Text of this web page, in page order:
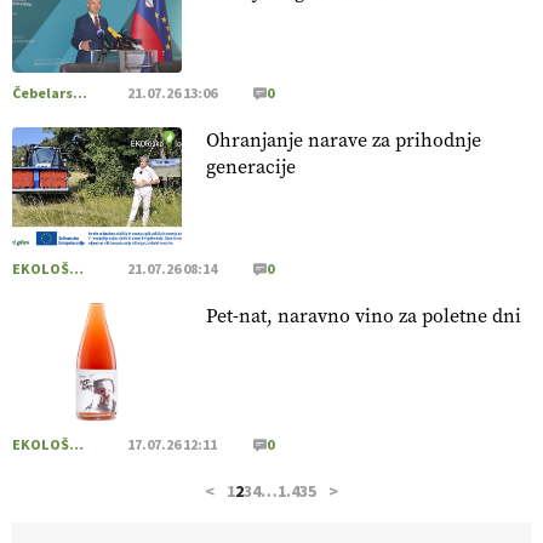
pridelava aronije
v dobrem desetletju zrasla v uspešno
kmetijsko in podjetniško zgodbo.
https://t.co/EulJoSBYMi @EUAgri #IMCAP #CAP
https://t.co/xp1oihBDaJ
[EKOloško = LOGIČNO ]
Ekološka vina so vse bolj iskana
doma in v tujini
. Zato je ekološka pridelava odlična priložnost
za slovenske vinarje
@EUAgri #IMCAP #CAP https://t.co/01qpoeLyNP
[EKOloško = LOGIČNO
kmetijstva in uspešno prenovo kmetij
https://t.co/RRn8unbwXp @EUAgri #IMCAP #CAP
https://t.co/mnLHFv2VuP
Čebelarstvo 21.07.26 13:06 0
Ohranjanje narave za prihodnje
generacije
EKOLOŠKO LOGIČNO 21.07.26 08:14 0
Pet-nat, naravno vino za poletne dni
EKOLOŠKO LOGIČNO 17.07.26 12:11 0
< 1234…1.435 >